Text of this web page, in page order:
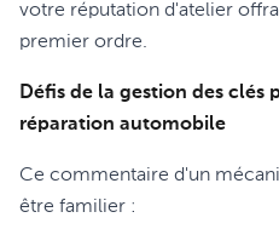
votre réputation d'atelier
premier ordre.
Défis de la gestion des clés
réparation automobile
Ce commentaire d'un
être familier :